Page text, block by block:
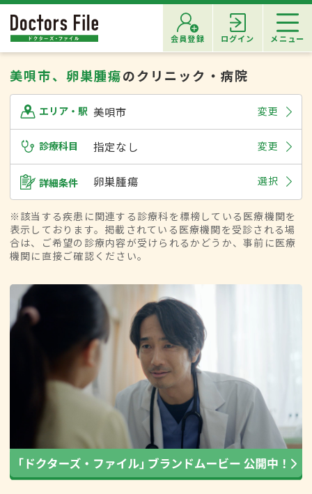
会員登録 ログイン メニュー
美唄市、卵巣腫瘍のクリニック・病院
エリア・駅 美唄市 変更
診療科目 指定なし 変更
詳細条件 卵巣腫瘍 選択
※該当する疾患に関連する診療科を標榜している医療機関を
表示しております。掲載されている医療機関を受診される場
合は、ご希望の診療内容が受けられるかどうか、事前に医療
機関に直接ご確認ください。